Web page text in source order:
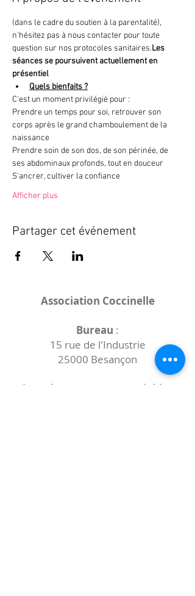
(dans le cadre du soutien à la parentalité),
n'hésitez pas à nous contacter pour toute
question sur nos protocoles sanitaires.Les
séances se poursuivent actuellement en
présentiel
Quels bienfaits ?
C'est un moment privilégié pour :
Prendre un temps pour soi, retrouver son
corps après le grand chamboulement de la
naissance
Prendre soin de son dos, de son périnée, de
ses abdominaux profonds, tout en douceur
S'ancrer, cultiver la confiance
Afficher plus
Partager cet événement
Association Coccinelle
Bureau :
15 rue de l'Industrie
25000 Besançon
Lieux des rencontres variables :